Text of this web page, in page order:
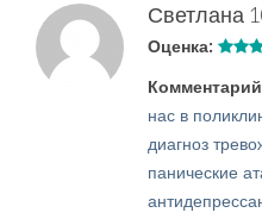
Светлана
Оценка:
нас в
диагноз
панические